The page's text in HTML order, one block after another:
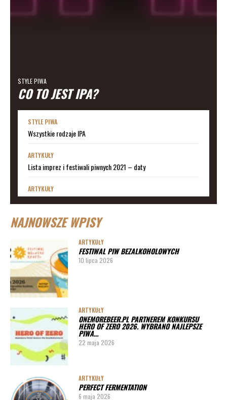
STYLE PIWA
CO TO JEST IPA?
STYLE PIWA
Wszystkie rodzaje IPA
ARTYKUŁY
Lista imprez i festiwali piwnych 2021 – daty
ARTYKUŁY
Lista imprez i festiwali piwnych 2020 – daty
ARTYKUŁY
ARTYKUŁY
Lista imprez i festiwali piwnych 2020 – miasta
ARTYKUŁY
Pędy chmielu – danie ekskluzywne
PORADY
Jak działa instalacja do wyszynku piwa w barze
NAJNOWSZE WPISY
ARTYKUŁY
FESTIWAL PIW BEZALKOHOLOWYCH
10 lipca 2026
ARTYKUŁY
ONEMOREBEER.PL PARTNEREM KONKURSU
HERO OF ZERO 2026. WYBRANO NAJLEPSZE
PIWA…
22 maja 2026
ARTYKUŁY
PERFECT FERMENTATION
6 maja 2026